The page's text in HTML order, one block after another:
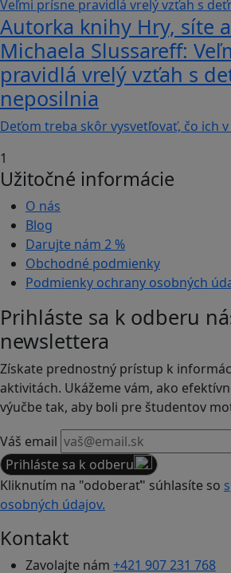
Autorka knihy Hry, síte
Michaela Slussareff:
pravidlá vrelý vzťah s
neposilnia
Deťom treba skôr vysvetľovať, čo ich
1
Užitočné informácie
O nás
Blog
Darujte nám 2 %
Obchodné podmienky
Podmienky ochrany osobných
Prihláste sa k odberu
newslettera
Získate prednostný prístup k
aktivitách. Ukážeme vám, ako
výučbe tak, aby boli pre študentov
Váš email
Prihláste sa k odberu
Kliknutím na "odoberať" súhlasíte so
osobných údajov.
Kontakt
Zavolajte nám +421 907 231 768